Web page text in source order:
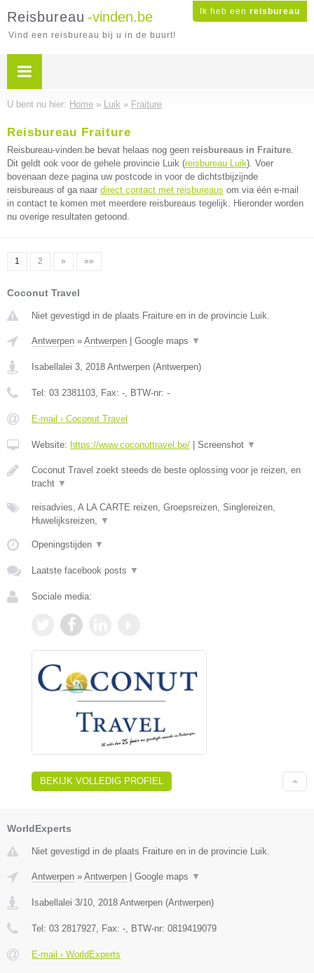
Ik heb een reisbureau
Reisbureau -vinden.be
Vind een reisbureau bij u in de buurt!
U bent nu hier: Home » Luik » Fraiture
Reisbureau Fraiture
Reisbureau-vinden.be bevat helaas nog geen reisbureaus in Fraiture.
Dit geldt ook voor de gehele provincie Luik (reisbureau Luik). Voer
bovenaan deze pagina uw postcode in voor de dichtstbijzijnde
reisbureaus of ga naar direct contact met reisbureaus om via één e-mail
in contact te komen met meerdere reisbureaus tegelijk. Hieronder worden
nu overige resultaten getoond.
1 2 » »»
Coconut Travel
Niet gevestigd in de plaats Fraiture en in de provincie Luik.
Antwerpen » Antwerpen Google maps ▼
Isabellalei 3, 2018 Antwerpen (Antwerpen)
Tel: 03 2381103, Fax: -, BTW-nr: -
E-mail › Coconut Travel
Website: https://www.coconuttravel.be/ Screenshot ▼
Coconut Travel zoekt steeds de beste oplossing voor je reizen, en
tracht ▼
reisadvies, A LA CARTE reizen, Groepsreizen, Singlereizen,
Huwelijksreizen, ▼
Openingstijden ▼
Laatste facebook posts ▼
Sociale media:
BEKIJK VOLLEDIG PROFIEL
WorldExperts
Niet gevestigd in de plaats Fraiture en in de provincie Luik.
Antwerpen » Antwerpen Google maps ▼
Isabellalei 3/10 2018 Antwerpen (Antwerpen)
Tel: 03 2817927 , Fax: - , BTW-nr: 0819419079
E-mail › WorldExperts